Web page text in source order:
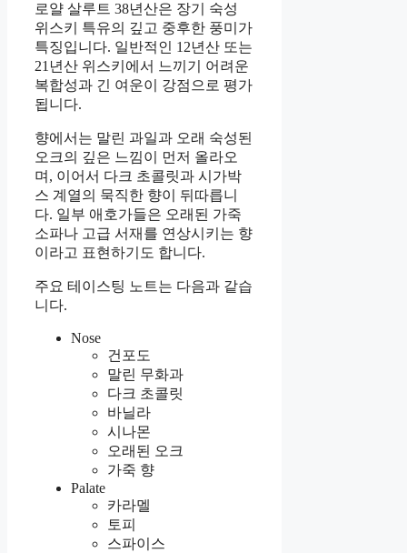
로얄 살루트 38년산은 장기 숙성
위스키 특유의 깊고 중후한 풍미가
특징입니다. 일반적인 12년산 또는
21년산 위스키에서 느끼기 어려운
복합성과 긴 여운이 강점으로 평가
됩니다.
향에서는 말린 과일과 오래 숙성된
오크의 깊은 느낌이 먼저 올라오
며, 이어서 다크 초콜릿과 시가박
스 계열의 묵직한 향이 뒤따릅니
다. 일부 애호가들은 오래된 가죽
소파나 고급 서재를 연상시키는 향
이라고 표현하기도 합니다.
주요 테이스팅 노트는 다음과 같습
니다.
Nose
건포도
말린 무화과
다크 초콜릿
바닐라
시나몬
오래된 오크
가죽 향
Palate
카라멜
토피
스파이스